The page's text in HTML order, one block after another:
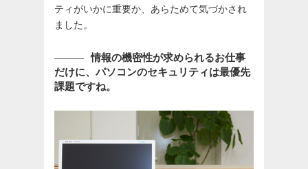
ティがいかに重要か、あらためて気づかされ
ました。
情報の機密性が求められるお仕事
だけに、パソコンのセキュリティは最優先
課題ですね。